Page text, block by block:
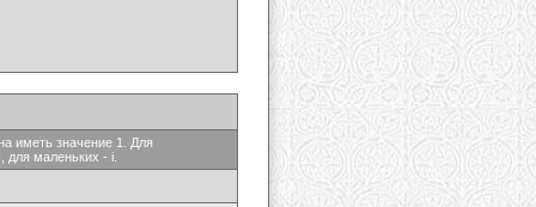
иметь значение 1. Для
маленьких - i.